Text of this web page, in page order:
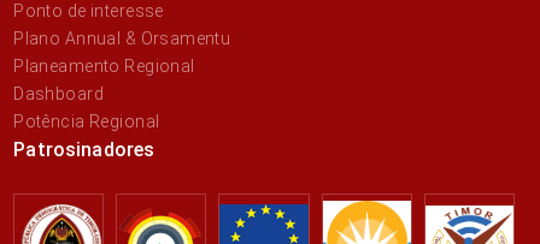
Ponto de interesse
Plano Annual & Orsamentu
Planeamento Regional
Dashboard
Potência Regional
Patrosinadores